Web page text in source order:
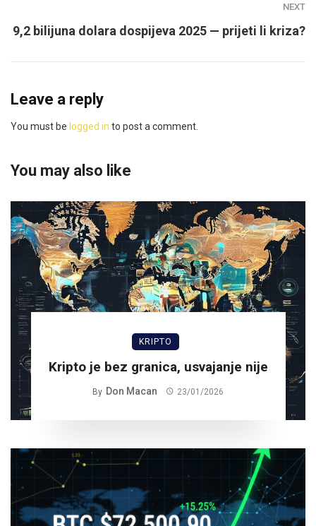
NEXT
9,2 bilijuna dolara dospijeva 2025 — prijeti li kriza?
Leave a reply
You must be logged in to post a comment.
You may also like
KRIPTO
Kripto je bez granica, usvajanje nije
By Don Macan 23/01/2026